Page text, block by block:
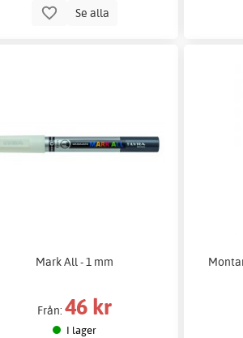
Se alla
Mark All - 1 mm
Från: 46 kr
I lager